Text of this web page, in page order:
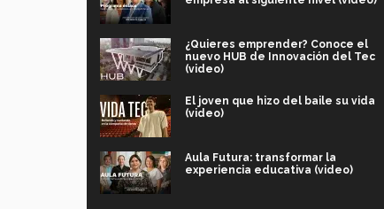
¿Quieres emprender? Conoce el
nuevo HUB de Innovación del Tec
(video)
El joven que hizo del baile su vida
(video)
Aula Futura: transformar la
experiencia educativa (video)